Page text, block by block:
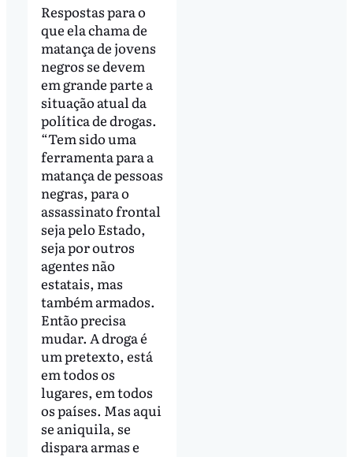
Respostas para o
que ela chama de
matança de jovens
negros se devem
em grande parte a
situação atual da
política de drogas.
“Tem sido uma
ferramenta para a
matança de pessoas
negras, para o
assassinato frontal
seja pelo Estado,
seja por outros
agentes não
estatais, mas
também armados.
Então precisa
mudar. A droga é
um pretexto, está
em todos os
lugares, em todos
os países. Mas aqui
se aniquila, se
dispara armas e